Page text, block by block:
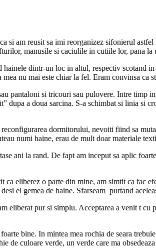
si am reusit sa imi reorganizez sifonierul
manusile si caciulile in cutiile lor, pana la
dintr-un loc in altul, respectiv scotand
nu mai este chiar la fel. Eram convinsa ca
pantaloni si tricouri sau pulovere. Intre timp
dupa a doua sarcina. S-a schimbat si linia
dormitorului, nevoiti fiind sa
numi haine, erau de mult doar materiale
ani la rand. De fapt am inceput sa aplic
eliberez o parte din mine, am simtit ca fac
el gemea de haine. Sfarseam purtand
eliberat pur si simplu. Acceptarea a venit t
bine. In mintea mea rochia de seara
de culoare verde, un verde care ma